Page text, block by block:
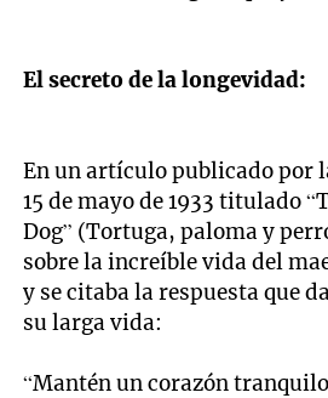
El secreto de la longevidad:
En un artículo publicado por
15 de mayo de 1933 titulado
Dog” (Tortuga, paloma y
sobre la increíble vida del
y se citaba la respuesta que
su larga vida:
“Mantén un corazón